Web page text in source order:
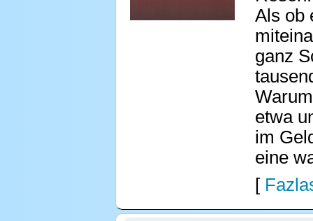
Als ob
ganz
etwa
im
eine
[